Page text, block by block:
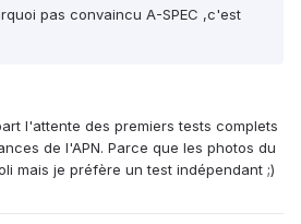
pas convaincu A-SPEC ,c'est
l'attente des premiers tests complets
de l'APN. Parce que les photos du
mais je préfère un test indépendant ;)